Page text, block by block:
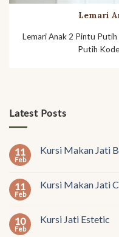
Latest Posts
11
Feb
Kursi Makan Jati
11
Feb
Kursi Makan Jati
10
Feb
Kursi Jati Estetic
Lemari
Lemari Anak 2 Pintu
Putih